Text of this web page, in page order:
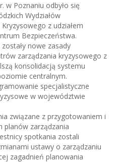
w Poznaniu odbyło się
Wydziałów
z udziałem
Bezpieczeństwa.
nowe zasady
zarządzania kryzysowego z
konsolidacją systemu
centralnym.
specjalistyczne
w województwie
związane z przygotowaniem i
planów zarządzania
spotkania zostali
ustawy o zarządzaniu
zagadnień planowania